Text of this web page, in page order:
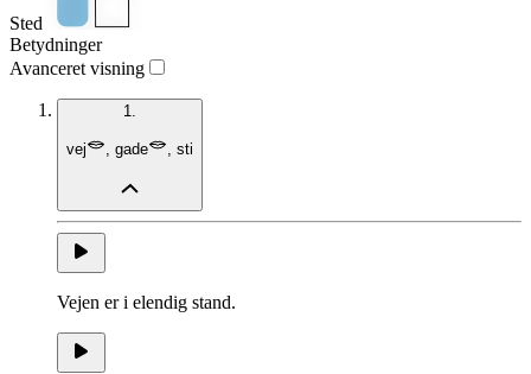
Sted
Betydninger
Avanceret visning
1.
vej , gade , sti
Vejen er i elendig stand.